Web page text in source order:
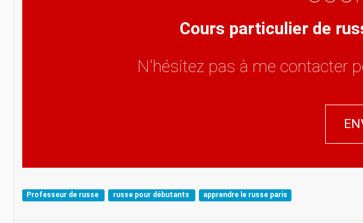
Cours particulier de
N'hésitez pas à me contacter
Professeur de russe russe pour débutants apprendre le russe paris